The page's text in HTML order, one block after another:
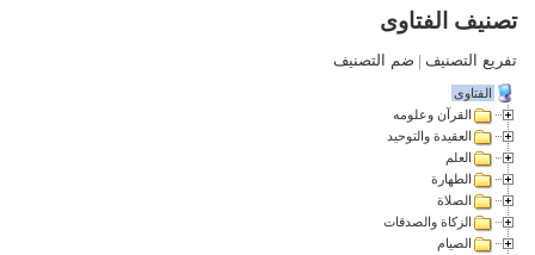
تصنيف الفتاوى
تفريع التصنيف | ضم التصنيف
الفتاوى
القرآن وعلومه
العقيدة والتوحيد
العلم
الطهارة
الصلاة
الزكاة والصدقات
الصيام